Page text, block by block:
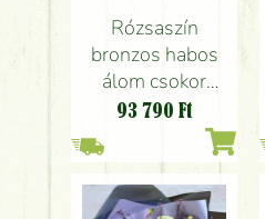
Rózsaszín
bronzos habos
álom csokor
angol rózsákkal,
93 790 Ft